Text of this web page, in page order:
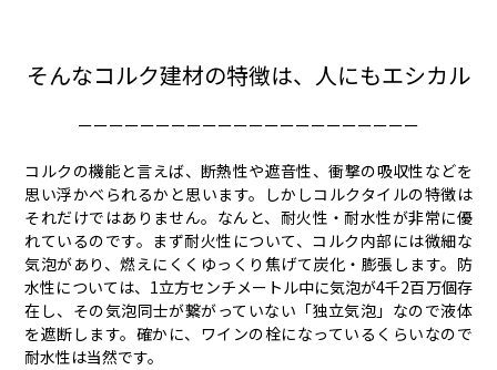
そんなコルク建材の特徴は、人にもエシカル
ーーーーーーーーーーーーーーーーーーーーーー
コルクの機能と言えば、断熱性や遮音性、衝撃の吸収性などを
思い浮かべられるかと思います。しかしコルクタイルの特徴は
それだけではありません。なんと、耐火性・耐水性が非常に優
れているのです。まず耐火性について、コルク内部には微細な
気泡があり、燃えにくくゆっくり焦げて炭化・膨張します。防
水性については、1立方センチメートル中に気泡が4千2百万個存
在し、その気泡同士が繋がっていない「独立気泡」なので液体
を遮断します。確かに、ワインの栓になっているくらいなので
耐水性は当然です。